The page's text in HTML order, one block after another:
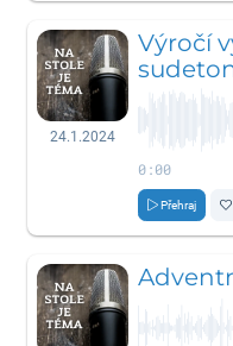
24.1.2024
Výročí
0:00
Přehraj